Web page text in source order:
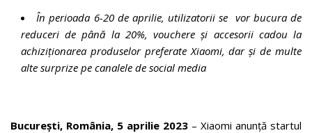
În perioada 6-20 de aprilie, utilizatorii se vor bucura de
reduceri de până la 20%, vouchere și accesorii cadou la
achiziționarea produselor preferate Xiaomi, dar și de multe
alte surprize pe canalele de social media
București, România, 5 aprilie 2023 – Xiaomi anunță startul